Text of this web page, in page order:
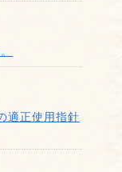
適正使用指針